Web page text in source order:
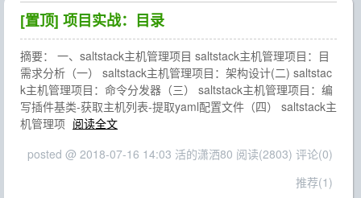
[置顶] 项目实战：目录
摘要： 一、saltstack主机管理项目 saltstack主机管理项目：目
需求分析（一） saltstack主机管理项目：架构设计(二) saltstac
k主机管理项目：命令分发器（三） saltstack主机管理项目：编
写插件基类-获取主机列表-提取yaml配置文件（四） saltstack主
机管理项 阅读全文
posted @ 2018-07-16 14:03 活的潇洒80 阅读(2803) 评论(0)
推荐(1)